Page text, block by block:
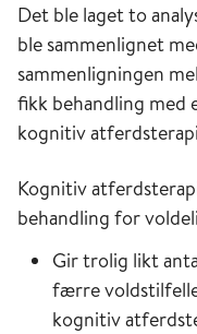
Det ble laget to
ble sammenlignet
sammenligningen
fikk behandling med
kognitiv
Kognitiv
behandling for
Gir trolig likt
færre
kognitiv